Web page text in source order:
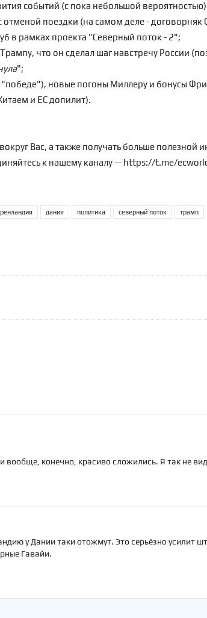
событий (с пока небольшой
поездки (на самом деле - договорняк
в рамках проекта "Северный поток - 2";
что он сделал шаг навстречу России
";
"победе"), новые погоны Миллеру и бонусы
и ЕС допилит).
Вас, а также получать больше
к нашему каналу — https://t.me/
дания политика северный поток трамп
вообще, конечно, красиво сложились. Я так не
у Дании таки отожмут. Это серьёзно усилит
Гавайи.